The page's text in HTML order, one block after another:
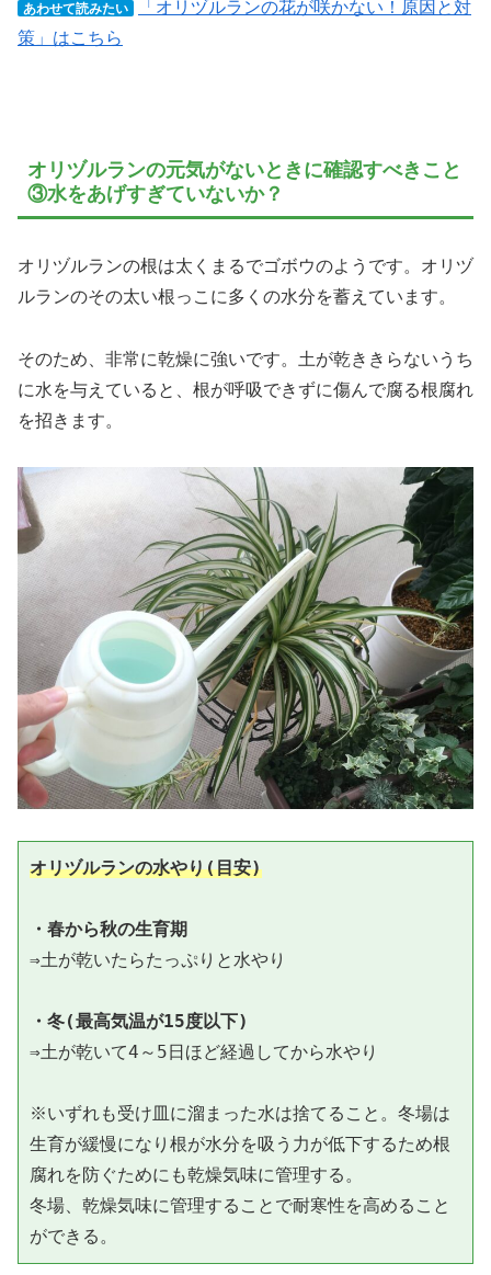
あわせて読みたい
「オリヅルランの花が咲かない！原因と対
策」はこちら
オリヅルランの元気がないときに確認すべきこと
③水をあげすぎていないか？
オリヅルランの根は太くまるでゴボウのようです。オリヅ
ルランのその太い根っこに多くの水分を蓄えています。
そのため、非常に乾燥に強いです。土が乾ききらないうち
に水を与えていると、根が呼吸できずに傷んで腐る根腐れ
を招きます。
オリヅルランの水やり(目安)
・春から秋の生育期
⇒土が乾いたらたっぷりと水やり
・冬(最高気温が15度以下)
⇒土が乾いて4～5日ほど経過してから水やり
※いずれも受け皿に溜まった水は捨てること。冬場は
生育が緩慢になり根が水分を吸う力が低下するため根
腐れを防ぐためにも乾燥気味に管理する。
冬場、乾燥気味に管理することで耐寒性を高めること
ができる。